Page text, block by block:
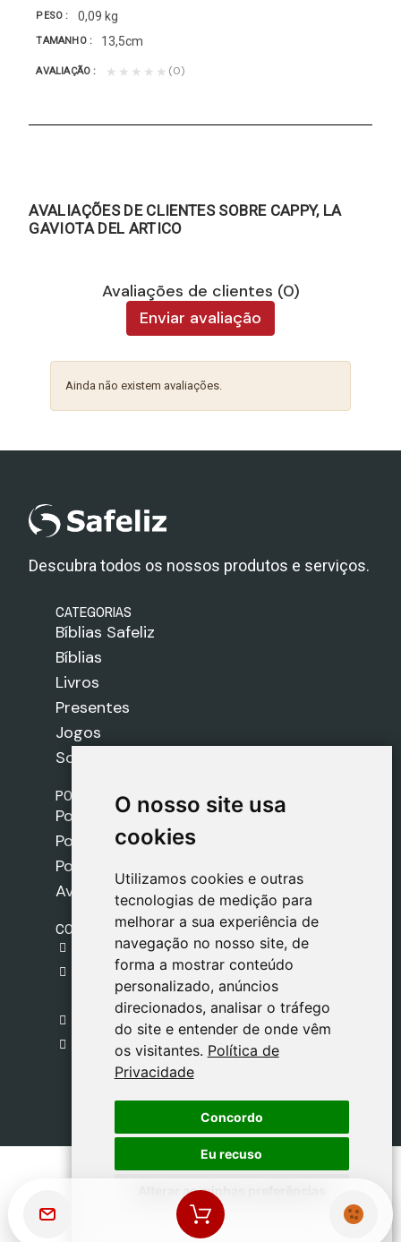
O nosso site usa
cookies
Utilizamos cookies e outras
tecnologias de medição para
melhorar a sua experiência de
navegação no nosso site, de
forma a mostrar conteúdo
personalizado, anúncios
direcionados, analisar o tráfego
do site e entender de onde vêm
os visitantes. Política de
Privacidade
Concordo
Eu recuso
Alterar as minhas preferências
O nosso site usa
cookies
Utilizamos cookies e outras
tecnologias de medição para
melhorar a sua experiência de
navegação no nosso site, de
forma a mostrar conteúdo
personalizado, anúncios
direcionados, analisar o tráfego
do site e entender de onde vêm
os visitantes. Política de
Privacidade
Concordo
Eu recuso
Alterar as minhas preferências
PESO 0,09 kg
TAMANHO 13,5cm
AVALIAÇÃO ★★★★★ (0)
AVALIAÇÕES DE CLIENTES SOBRE CAPPY, LA
GAVIOTA DEL ARTICO
Avaliações de clientes (0)
Enviar avaliação
Ainda não existem avaliações.
Descubra todos os nossos produtos e serviços.
CATEGORIAS
Bíblias Safeliz
Bíblias
Livros
Presentes
Jogos
Sobre nós
POLÍTICAS
Política de Envios
Política de Cookies
Política de Privacidade
Aviso Legal
CONTACTO
gestion@safeliz.com
C. del Pradillo, 6, 28770 Colmenar Viejo,
Madrid
+34 918 459 877
Segunda a Sexta
09:00 - 13:00